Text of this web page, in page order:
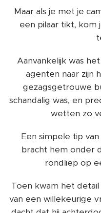
Maar als je met je
een pilaar tikt, kom
Aanvankelijk was
agenten naar zijn
gezagsgetrouwe
schandalig was, en
wetten zo
Een simpele tip
bracht hem onder
rondliep op
Toen kwam het
van een willekeurige